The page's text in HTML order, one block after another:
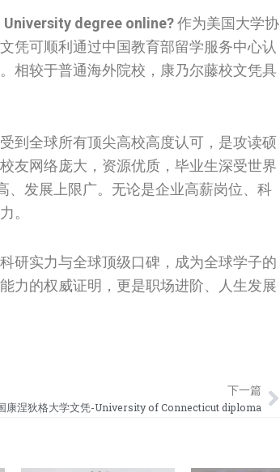
degree online?作为美国大学协
凭可顺利通过中国教育部留学服务中心认
相较于普通海外院校，康乃尔藤校文凭具
到全球所有顶尖高校高度认可，是攻读硕
友网络庞大，资源优质，毕业生深受世界
、发展上限广。无论是企业高薪岗位、科
。
研实力与全球顶级口碑，成为全球学子的
力的权威证明，更是职场进阶、人生发展
下一篇
康涅狄格大学文凭-University of Connecticut diploma